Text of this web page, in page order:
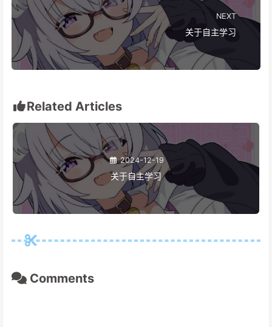
NEXT
关于自主学习
Related Articles
2024-12-19
关于自主学习
Comments